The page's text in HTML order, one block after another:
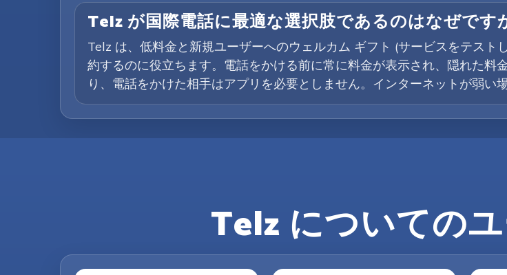
Telz が国際電話に最適な選択肢であるのはなぜです
Telz は、低料金と新規ユーザーへのウェルカム ギフト (サービスをテス
約するのに役立ちます。電話をかける前に常に料金が表示され、隠れた
り、電話をかけた相手はアプリを必要としません。インターネットが弱い
Telz についての